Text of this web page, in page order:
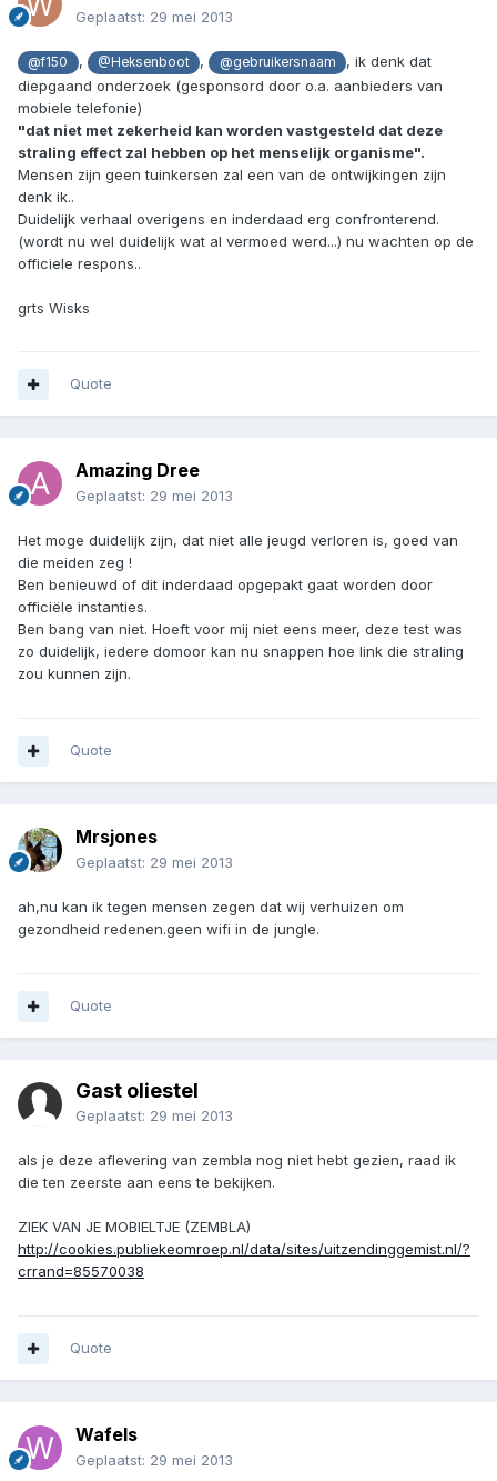
Geplaatst: 29 mei 2013
@f150 , @Heksenboot , @gebruikersnaam
, ik denk dat
diepgaand onderzoek (gesponsord door o.a. aanbieders van
mobiele telefonie)
"dat niet met zekerheid kan worden vastgesteld dat deze
straling effect zal hebben op het menselijk organisme".
Mensen zijn geen tuinkersen zal een van de ontwijkingen zijn
denk ik..
Duidelijk verhaal overigens en inderdaad erg confronterend.
(wordt nu wel duidelijk wat al vermoed werd...) nu wachten op de
officiele respons..
grts Wisks
Quote
Amazing Dree
Geplaatst: 29 mei 2013
Het moge duidelijk zijn, dat niet alle jeugd verloren is, goed van
die meiden zeg !
Ben benieuwd of dit inderdaad opgepakt gaat worden door
officiële instanties.
Ben bang van niet. Hoeft voor mij niet eens meer, deze test was
zo duidelijk, iedere domoor kan nu snappen hoe link die straling
zou kunnen zijn.
Quote
Mrsjones
Geplaatst: 29 mei 2013
ah,nu kan ik tegen mensen zegen dat wij verhuizen om
gezondheid redenen.geen wifi in de jungle.
Quote
Gast oliestel
Geplaatst: 29 mei 2013
als je deze aflevering van zembla nog niet hebt gezien, raad ik
die ten zeerste aan eens te bekijken.
ZIEK VAN JE MOBIELTJE (ZEMBLA)
http://cookies.publiekeomroep.nl/data/sites/uitzendinggemist.nl/?
crrand=85570038
Quote
Wafels
Geplaatst: 29 mei 2013